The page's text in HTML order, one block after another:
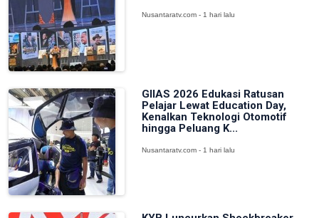
Nusantaratv.com - 1 hari lalu
GIIAS 2026 Edukasi Ratusan
Pelajar Lewat Education Day,
Kenalkan Teknologi Otomotif
hingga Peluang K...
Nusantaratv.com - 1 hari lalu